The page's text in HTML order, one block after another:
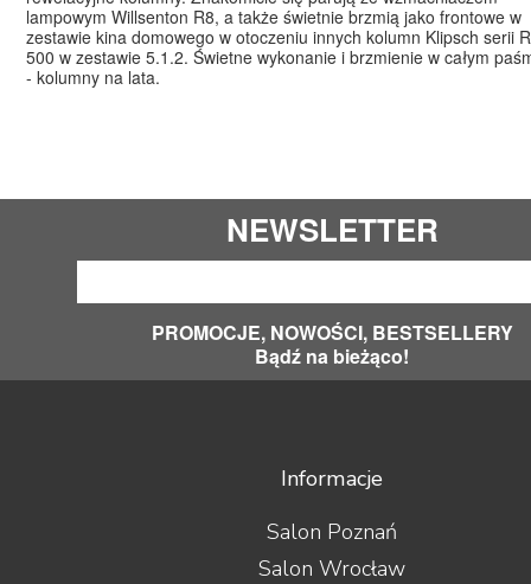
lampowym Willsenton R8, a także świetnie brzmią jako frontowe w
zestawie kina domowego w otoczeniu innych kolumn Klipsch serii
500 w zestawie 5.1.2. Świetne wykonanie i brzmienie w całym
- kolumny na lata.
NEWSLETTER
PROMOCJE, NOWOŚCI, BESTSELLERY
Bądź na bieżąco!
Informacje
Salon Poznań
Salon Wrocław